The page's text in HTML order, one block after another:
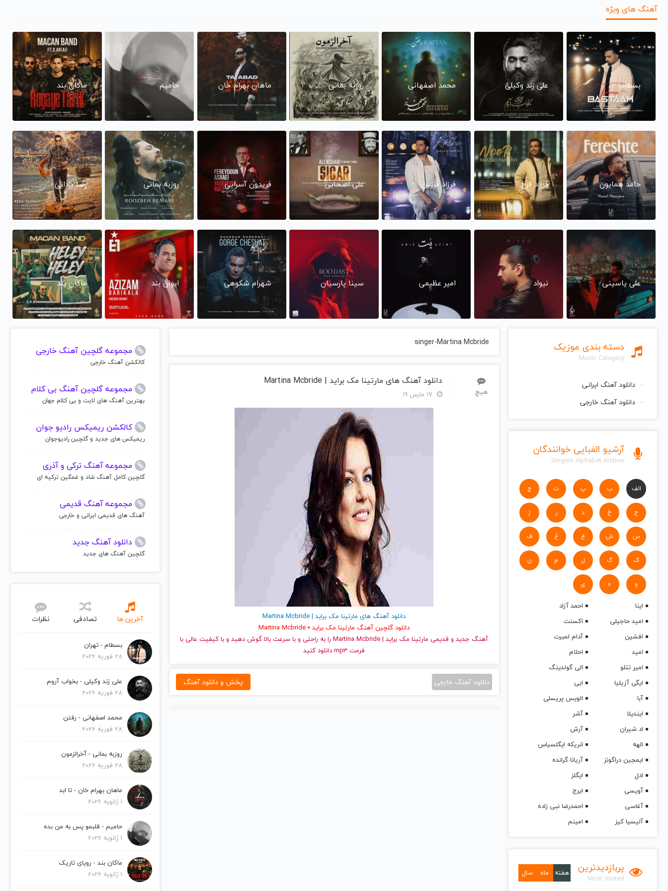
آهنگ های ویژه
بسطام علی زند وکیلی محمد اصفهانی روزبه بمانی ماهان بهرام خان حامیم ماکان بند
حامد همایون فرزاد فرخ فرزاد فرزین علی اصحابی فریدون آسرایی روزبه بمانی رضا یزدانی
علی یاسینی نیواد امیر عظیمی سینا پارسیان شهرام شکوهی ایوان بند ماکان بند
دسته بندی موزیک
Music Category
دانلود آهنگ ایرانی
دانلود آهنگ خارجی
آرشیو الفبایی خوانندگان
Singers Alphabet Archive
الف ب پ ت ج
ح خ د ر ز
س ش ع غ ف
ک گ ل م ن
و ه ی
اینا
احمد آزاد
امید حاجیلی
اکسنت
افشین
آدام لمبرت
امید
احلام
امیر تتلو
الی گولدینگ
ایگی آزیلیا
ابی
آبا
الویس پریسلی
ایندیلا
آشر
اد شیران
آرش
الهه
انریکه ایگلسیاس
ایمجین دراگونز
آریانا گرانده
ادل
ایگلز
آویسی
ایرج
آغاسی
احمدرضا نبی زاده
آلیسیا کیز
امینم
پربازدیدترین
Most Visited
هفته ماه سال
singer-Martina Mcbride
هیچ
دانلود آهنگ های مارتینا مک‌ براید | Martina Mcbride
دانلود آهنگ های مارتینا مک‌ براید | Martina Mcbride
دانلود گلچین آهنگ مارتینا مک‌ براید • Martina Mcbride
آهنگ جدید
و قدیمی مارتینا مک‌ براید | Martina Mcbride را به راحتی و با سرعت بالا گوش دهید و با کیفیت عالی با
فرمت mp3 دانلود کنید
دانلود آهنگ خارجی پخش و دانلود آهنگ
مجموعه گلچین آهنگ خارجی
کالکشن آهنگ خارجی
مجموعه گلچین آهنگ بی کلام
بهترین آهنگ های لایت و بی کلام جهان
کالکشن ریمیکس رادیو جوان
ریمیکس های جدید و گلچین رادیوجوان
مجموعه آهنگ ترکی و آذری
گلچین کامل آهنگ شاد و غمگین ترکیه ای
مجموعه آهنگ قدیمی
آهنگ های قدیمی ایرانی و خارجی
دانلود آهنگ جدید
گلچین آهنگ های جدید
آخرین ها تصادفی نظرات
بسطام - تهران
28 فوریه 2026
علی زند وکیلی - بخواب آروم
28 فوریه 2026
محمد اصفهانی - رفتن
28 فوریه 2026
روزبه بمانی - آخرالزمون
28 فوریه 2026
ماهان بهرام خان - تا ابد
1 ژانویه 2026
حامیم - قلبمو پس به من بده
1 ژانویه 2026
ماکان بند - رویای تاریک
1 ژانویه 2026